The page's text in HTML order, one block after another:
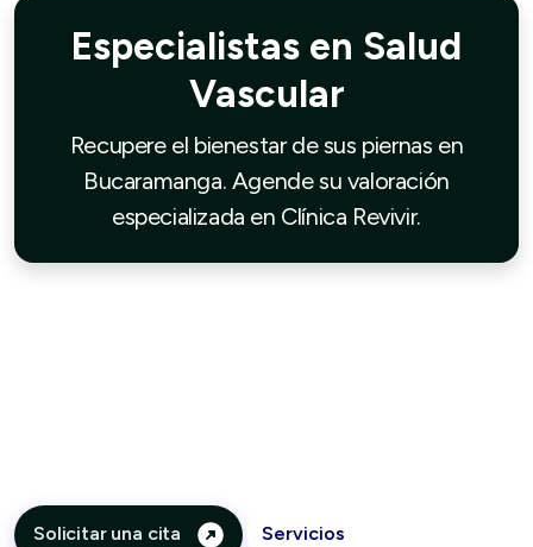
Especialistas en Salud
Vascular
Recupere el bienestar de sus piernas en
Bucaramanga. Agende su valoración
especializada en Clínica Revivir.
Solicitar una cita Servicios